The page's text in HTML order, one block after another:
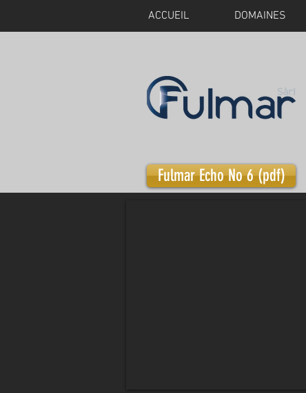
ACCUEIL DOMAINES
Fulmar Echo No 6 (pdf)